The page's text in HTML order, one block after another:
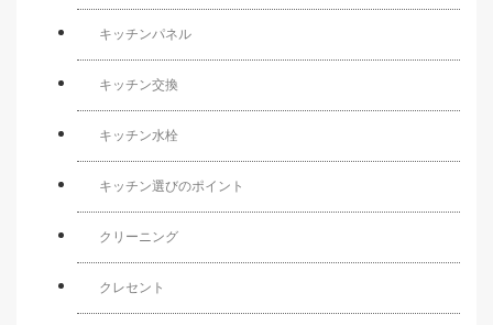
キッチンパネル
キッチン交換
キッチン水栓
キッチン選びのポイント
クリーニング
クレセント